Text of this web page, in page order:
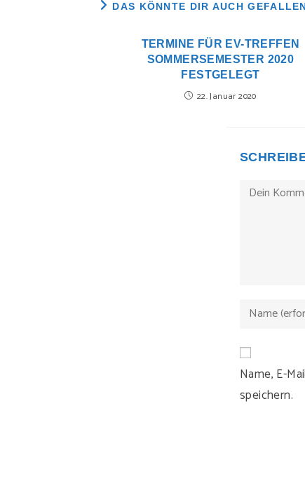
DAS KÖNNTE DIR AUCH
TERMINE FÜR EV-TREFFEN
SOMMERSEMESTER 2020
FESTGELEGT
22. Januar 2020
Name, E-
speichern.